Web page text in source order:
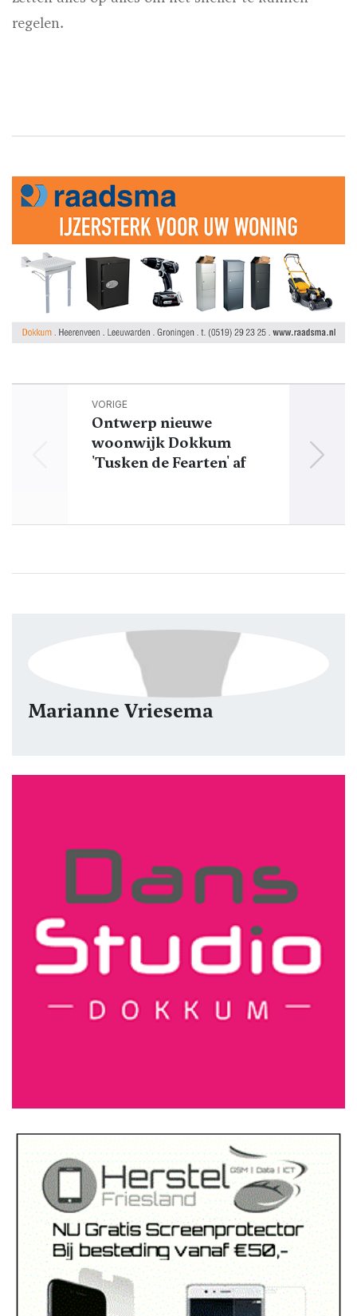
regelen.
VORIGE
Ontwerp nieuwe
woonwijk Dokkum
'Tusken de Fearten' af
Marianne Vriesema